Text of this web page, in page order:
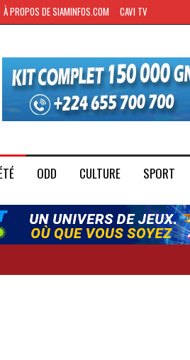
À PROPOS DE SIAMINFOS.COM CAVI TV
ODD CULTURE SPORT